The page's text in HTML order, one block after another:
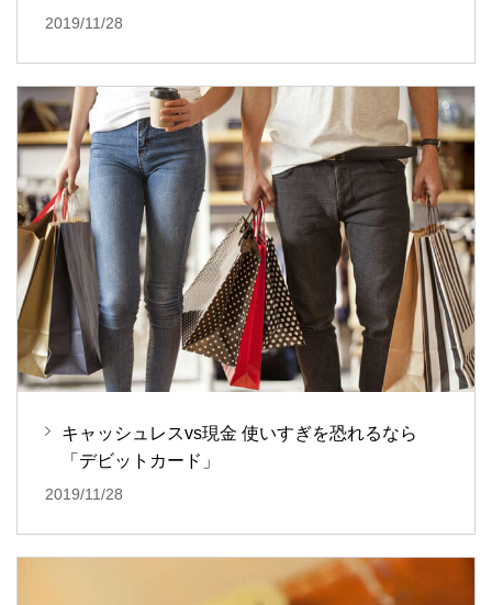
2019/11/28
キャッシュレスvs現金 使いすぎを恐れるなら
「デビットカード」
2019/11/28